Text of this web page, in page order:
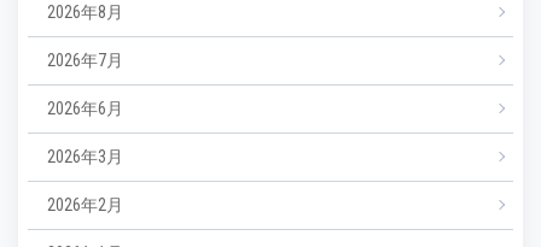
2026年8月
2026年7月
2026年6月
2026年3月
2026年2月